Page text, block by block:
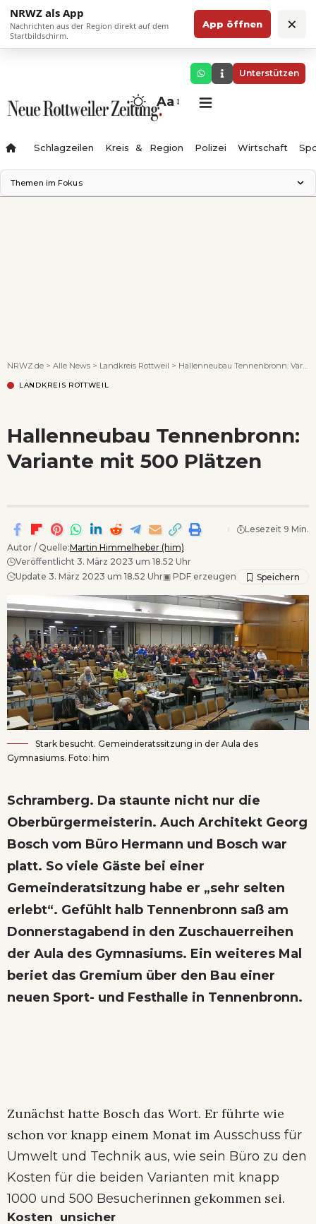
NRWZ als App
Nachrichten aus der Region direkt auf dem
Startbildschirm.
App öffnen ×
Unterstützen
Aa
Schlagzeilen Kreis & Region Polizei Wirtschaft
Themen im Fokus
NRWZ.de > Alle News > Landkreis Rottweil > Hallenneubau Tennenbronn: Variante mit 500 Plätzen
LANDKREIS ROTTWEIL
Hallenneubau Tennenbronn:
Variante mit 500 Plätzen
Autor / Quelle:Martin Himmelheber (him)
Veröffentlicht 3. März 2023 um 18.52 Uhr
Update 3. März 2023 um 18.52 Uhr▣ PDF erzeugen
Lesezeit 9 Min.
Stark besucht. Gemeinderatssitzung in der Aula des
Gymnasiums. Foto: him
Schramberg. Da staunte nicht nur die
Oberbürgermeisterin. Auch Architekt Georg
Bosch vom Büro Hermann und Bosch war
platt. So viele Gäste bei einer
Gemeinderatsitzung habe er „sehr selten
erlebt“. Gefühlt halb Tennenbronn saß am
Donnerstagabend in den Zuschauerreihen
der Aula des Gymnasiums. Ein weiteres Mal
beriet das Gremium über den Bau einer
neuen Sport- und Festhalle in Tennenbronn.
Zunächst hatte Bosch das Wort. Er führte wie
schon vor knapp einem Monat im Ausschuss für
Umwelt und Technik aus, wie sein Büro zu den
Kosten für die beiden Varianten mit knapp
1000 und 500 Besucherinnen gekommen sei.
Kosten unsicher